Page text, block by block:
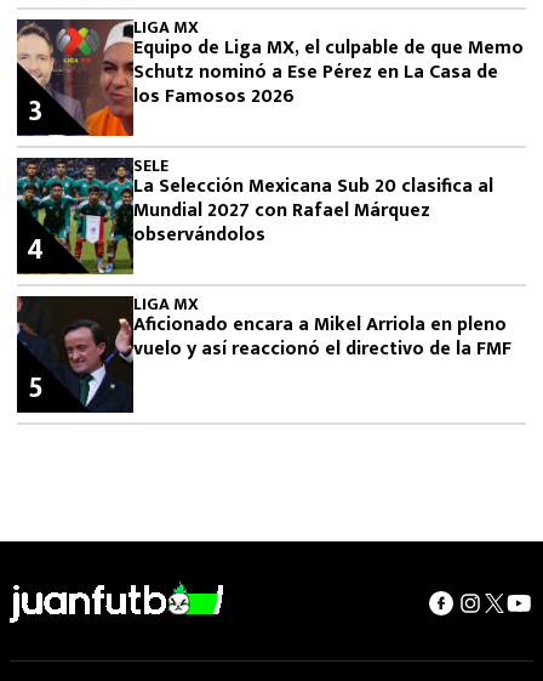
LIGA MX
Equipo de Liga MX, el culpable de que Memo
Schutz nominó a Ese Pérez en La Casa de
los Famosos 2026
3
SELE
La Selección Mexicana Sub 20 clasifica al
Mundial 2027 con Rafael Márquez
observándolos
4
LIGA MX
Aficionado encara a Mikel Arriola en pleno
vuelo y así reaccionó el directivo de la FMF
5